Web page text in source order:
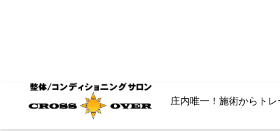
庄内唯一！施術からト